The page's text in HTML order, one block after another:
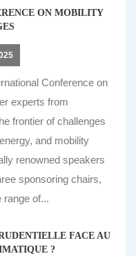
ON MOBILITY
Conference on
experts from
frontier of challenges
and mobility
renowned speakers
sponsoring chairs,
range of...
FACE AU
?